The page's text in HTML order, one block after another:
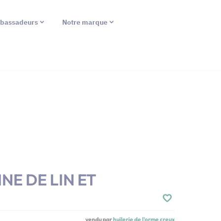
Notre marque
DE LIN ET
vendu parhuilerie de l'orme creux